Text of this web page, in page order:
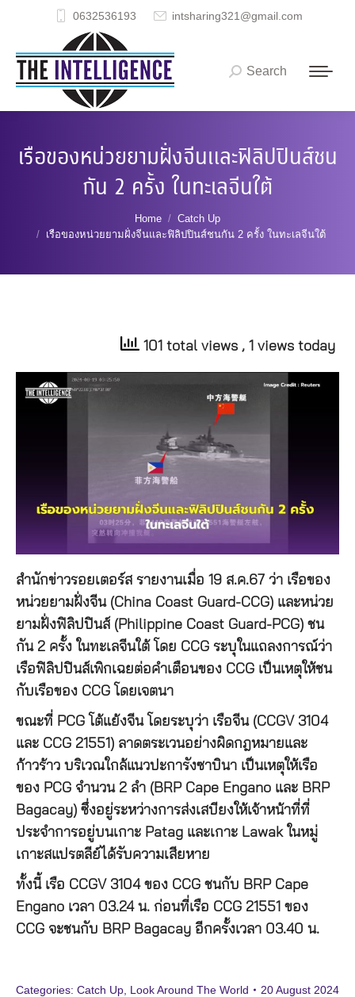
0632536193 intsharing321@gmail.com
Search:
Search
เรือของหน่วยยามฝั่งจีนและฟิลิปปินส์ชน
กัน 2 ครั้ง ในทะเลจีนใต้
Home
Catch Up
เรือของหน่วยยามฝั่งจีนและฟิลิปปินส์ชนกัน 2 ครั้ง ในทะเลจีนใต้
101 total views , 1 views today
สำนักข่าวรอยเตอร์ส รายงานเมื่อ 19 ส.ค.67 ว่า เรือของ
หน่วยยามฝั่งจีน (China Coast Guard-CCG) และหน่วย
ยามฝั่งฟิลิปปินส์ (Philippine Coast Guard-PCG) ชน
กัน 2 ครั้ง ในทะเลจีนใต้ โดย CCG ระบุในแถลงการณ์ว่า
เรือฟิลิปปินส์เพิกเฉยต่อคำเตือนของ CCG เป็นเหตุให้ชน
กับเรือของ CCG โดยเจตนา
ขณะที่ PCG โต้แย้งจีน โดยระบุว่า เรือจีน (CCGV 3104
และ CCG 21551) ลาดตระเวนอย่างผิดกฎหมายและ
ก้าวร้าว บริเวณใกล้แนวปะการังซาบินา เป็นเหตุให้เรือ
ของ PCG จำนวน 2 ลำ (BRP Cape Engano และ BRP
Bagacay) ซึ่งอยู่ระหว่างการส่งเสบียงให้เจ้าหน้าที่ที่
ประจำการอยู่บนเกาะ Patag และเกาะ Lawak ในหมู่
เกาะสแปรตลีย์ได้รับความเสียหาย
ทั้งนี้ เรือ CCGV 3104 ของ CCG ชนกับ BRP Cape
Engano เวลา 03.24 น. ก่อนที่เรือ CCG 21551 ของ
CCG จะชนกับ BRP Bagacay อีกครั้งเวลา 03.40 น.
Categories: Catch Up Look Around The World 20 August 2024